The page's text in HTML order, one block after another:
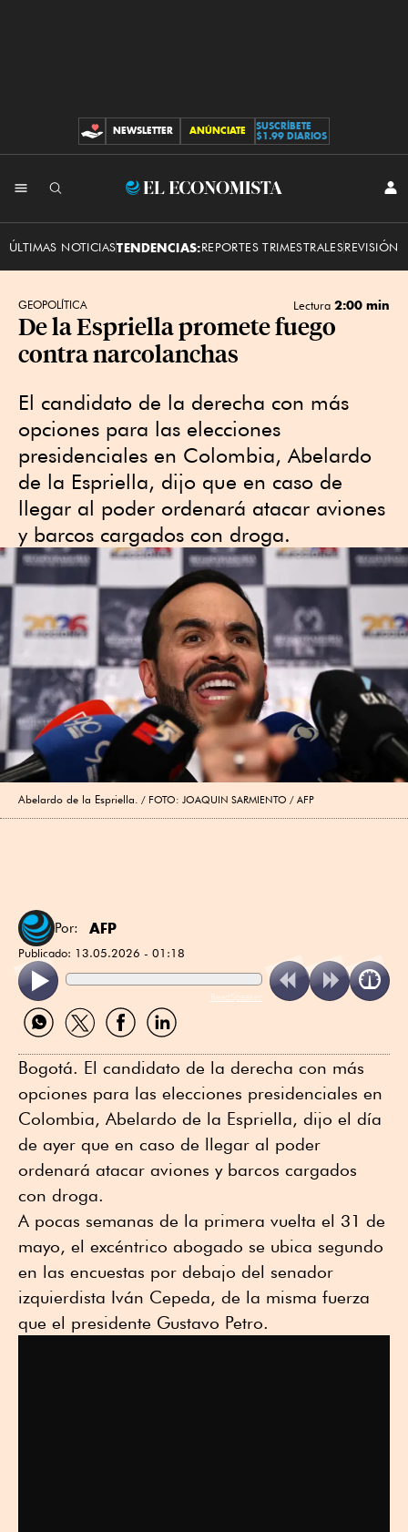
CONTRIBUCIONES
NEWSLETTER ANÚNCIATE
SUSCRÍBETE
$1.99 DIARIOS
El
ÚLTIMAS NOTICIASTENDENCIAS:REPORTES TRIMESTRALESREVISIÓN
GEOPOLÍTICA Lectura 2:00 min
De la Espriella promete fuego
contra narcolanchas
El candidato de la derecha con más
opciones para las elecciones
presidenciales en Colombia, Abelardo
de la Espriella, dijo que en caso de
llegar al poder ordenará atacar aviones
y barcos cargados con droga.
Abelardo de la Espriella. FOTO: JOAQUIN SARMIENTO / AFP
Por: AFP
Publicado: 13.05.2026 - 01:18
ReadSpeaker
Compartir
por
Compartir
por
Compartir
por
Compartir
por
Bogotá. El candidato de la derecha con más
opciones para las elecciones presidenciales en
Colombia, Abelardo de la Espriella, dijo el día
de ayer que en caso de llegar al poder
ordenará atacar aviones y barcos cargados
con droga.
A pocas semanas de la primera vuelta el 31 de
mayo, el excéntrico abogado se ubica segundo
en las encuestas por debajo del senador
izquierdista Iván Cepeda, de la misma fuerza
que el presidente Gustavo Petro.